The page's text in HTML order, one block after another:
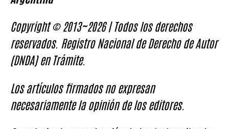
Copyright © 2013~2026 | Todos los derechos
reservados. Registro Nacional de Derecho de Autor
(DNDA) en Trámite.
Los artículos firmados no expresan
necesariamente la opinión de los editores.